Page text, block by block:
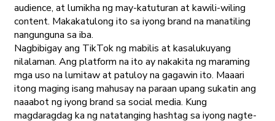
audience, at lumikha ng may-katuturan at kawili-wiling
content. Makakatulong ito sa iyong brand na manatiling
nangunguna sa iba.
Nagbibigay ang TikTok ng mabilis at kasalukuyang
nilalaman. Ang platform na ito ay nakakita ng maraming
mga uso na lumitaw at patuloy na gagawin ito. Maaari
itong maging isang mahusay na paraan upang sukatin ang
naaabot ng iyong brand sa social media. Kung
magdaragdag ka ng natatanging hashtag sa iyong nagte-